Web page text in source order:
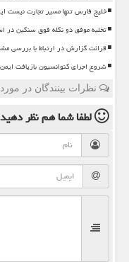
خلیج فارس تنها مسیر تجارت نیست
تخلیه موفق دو نگله فوق سنگین در اسکله ۳۵ بندر
قرائت گزارش در ارتباط با بررسی
شروع اجرای کنوانسیون بازیافت ایمن
نظرات بینندگان در
لطفا شما همنظر دهید